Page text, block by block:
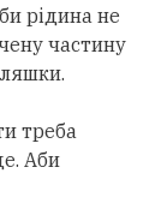
рідина не
частину
треба
Аби